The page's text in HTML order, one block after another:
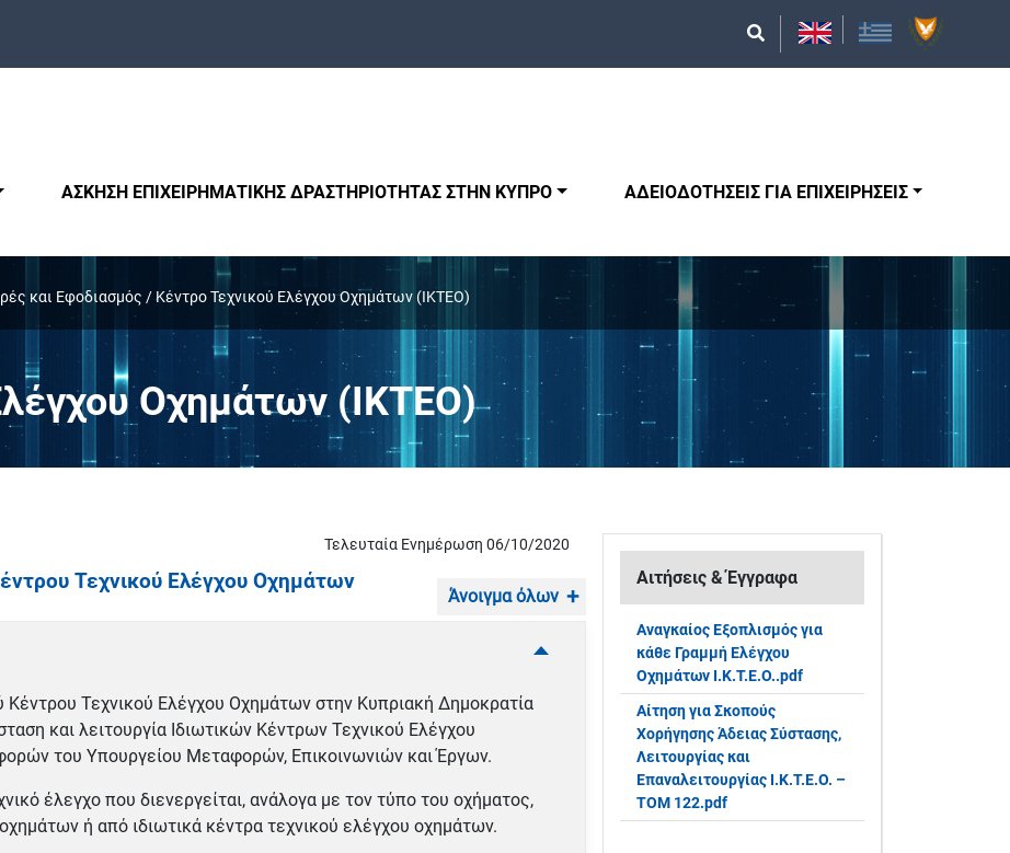
ΑΣΚΗΣΗ ΕΠΙΧΕΙΡΗΜΑΤΙΚΗΣ ΔΡΑΣΤΗΡΙΟΤΗΤΑΣ ΣΤΗΝ ΚΥΠΡΟ ΑΔΕΙΟΔΟΤΗΣΕΙΣ ΓΙΑ ΕΠΙΧΕΙΡΗΣΕΙΣ
και Εφοδιασμός /Κέντρο Τεχνικού Ελέγχου Οχημάτων (ΙΚΤΕΟ)
Οχημάτων (ΙΚΤΕΟ)
Τελευταία Ενημέρωση 06/10/2020
Τεχνικού Ελέγχου Οχημάτων
Άνοιγμα όλων
Κέντρου Τεχνικού Ελέγχου Οχημάτων στην Κυπριακή Δημοκρατία
και λειτουργία Ιδιωτικών Κέντρων Τεχνικού Ελέγχου
του Υπουργείου Μεταφορών, Επικοινωνιών και Έργων.
έλεγχο που διενεργείται, ανάλογα με τον τύπο του οχήματος,
ή από ιδιωτικά κέντρα τεχνικού ελέγχου οχημάτων.
Αιτήσεις & Έγγραφα
Αναγκαίος Eξοπλισμός για
κάθε Γραμμή Ελέγχου
Οχημάτων Ι.Κ.Τ.Ε.Ο..pdf
Αίτηση για Σκοπούς
Χορήγησης Άδειας Σύστασης,
Λειτουργίας και
Επαναλειτουργίας Ι.Κ.Τ.Ε.Ο. –
ΤΟΜ 122.pdf